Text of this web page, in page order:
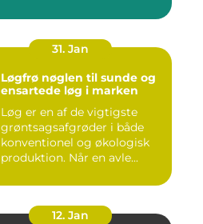
31. Jan
Løgfrø nøglen til sunde og
ensartede løg i marken
Løg er en af de vigtigste
grøntsagsafgrøder i både
konventionel og økologisk
produktion. Når en avle...
12. Jan